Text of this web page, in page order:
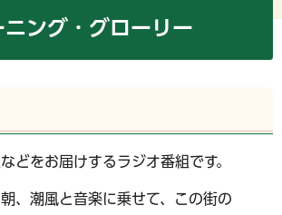
ング・グローリー
どをお届けするラジオ番組です。
、潮風と音楽に乗せて、この街の